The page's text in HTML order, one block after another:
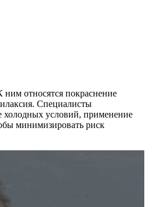
ним относятся покраснение
Специалисты
холодных условий, применение
минимизировать риск